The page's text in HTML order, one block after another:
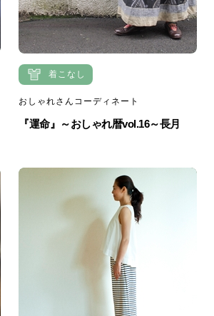
着こなし
おしゃれさんコーディネート
『運命』～おしゃれ暦vol.16～長月